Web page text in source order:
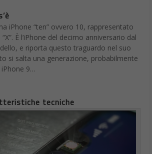
iPhone “ten” ovvero 10, rappresentato
È l’iPhone del decimo anniversario dal
e riporta questo traguardo nel suo
si salta una generazione, probabilmente
9…
tecniche